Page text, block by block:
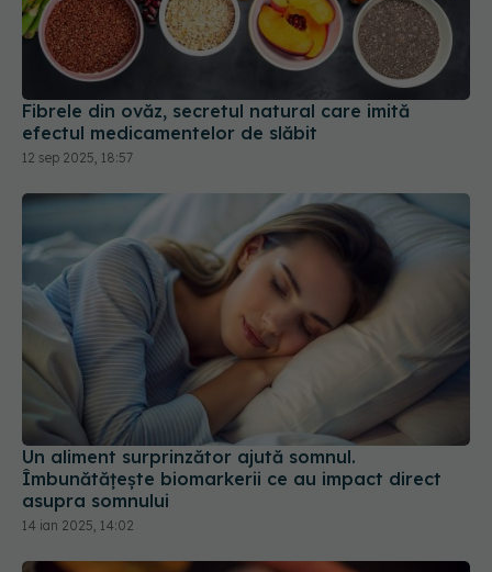
Fibrele din ovăz, secretul natural care imită
efectul medicamentelor de slăbit
12 sep 2025, 18:57
Un aliment surprinzător ajută somnul.
Îmbunătățește biomarkerii ce au impact direct
asupra somnului
14 ian 2025, 14:02